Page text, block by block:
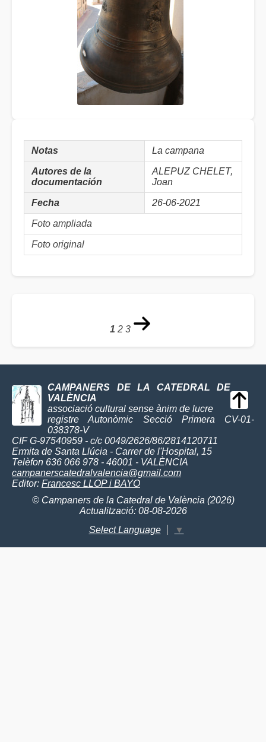
Notas La campana
Autores de la
documentación
ALEPUZ CHELET,
Joan
Fecha 26-06-2021
Foto ampliada
Foto original
1 2 3
CAMPANERS DE LA CATEDRAL DE
VALÈNCIA
associació cultural sense ànim de lucre
registre Autonòmic Secció Primera CV-01-
038378-V
CIF G-97540959 - c/c 0049/2626/86/2814120711
Ermita de Santa Llúcia - Carrer de l'Hospital, 15
Telèfon 636 066 978 - 46001 - VALÈNCIA
campanerscatedralvalencia@gmail.com
Editor: Francesc LLOP i BAYO
© Campaners de la Catedral de València (2026)
Actualització: 08-08-2026
Select Language
▼